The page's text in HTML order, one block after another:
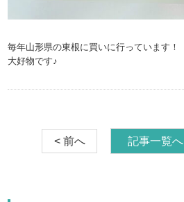
毎年山形県の東根に買いに行っています！
大好物です♪
< 前へ 記事一覧へ